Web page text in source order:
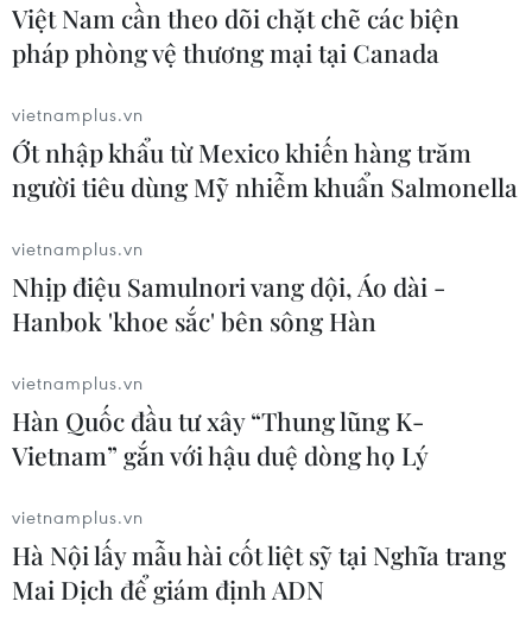
đậm nét văn hóa của ngư dân vùng
biển Lâm Đồng
01/08/2026 14:15
Lào Cai sắp tổ chức Lễ hội Cốm
"Hương sắc mùa thu Tú Lệ" năm
2026
Hình thành chuỗi sản phẩm du lịch
tại “Địa đạo Kỳ Anh-Bãi sậy sông
24/07/2026 16:00
Tưng bùng khai mạc Lễ hội Tận
Việt Nam cần theo dõi chặt chẽ các biện
pháp phòng vệ thương mại tại Canada
vietnamplus.vn
Ớt nhập khẩu từ Mexico khiến hàng trăm
người tiêu dùng Mỹ nhiễm khuẩn Salmonella
vietnamplus.vn
Nhịp điệu Samulnori vang dội, Áo dài -
Hanbok 'khoe sắc' bên sông Hàn
vietnamplus.vn
Hàn Quốc đầu tư xây “Thung lũng K-
Vietnam” gắn với hậu duệ dòng họ Lý
vietnamplus.vn
Hà Nội lấy mẫu hài cốt liệt sỹ tại Nghĩa trang
Mai Dịch để giám định ADN